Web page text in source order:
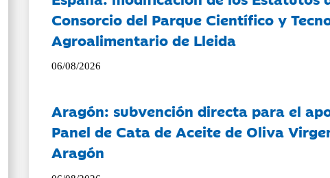
Consorcio del Parque Científico y
Agroalimentario de Lleida
06/08/2026
Aragón: subvención directa para el
Panel de Cata de Aceite de Oliva
Aragón